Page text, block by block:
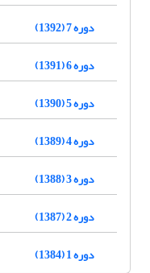
دوره 7 (1392)
دوره 6 (1391)
دوره 5 (1390)
دوره 4 (1389)
دوره 3 (1388)
دوره 2 (1387)
دوره 1 (1384)